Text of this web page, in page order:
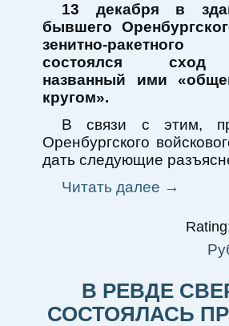
13 декабря в
бывшего
зенитно-
состоялся сход
названный ими
кругом».
В связи с этим,
Оренбургского
дать следующие
Читать далее →
В РЕВДЕ
СОСТОЯЛАСЬ